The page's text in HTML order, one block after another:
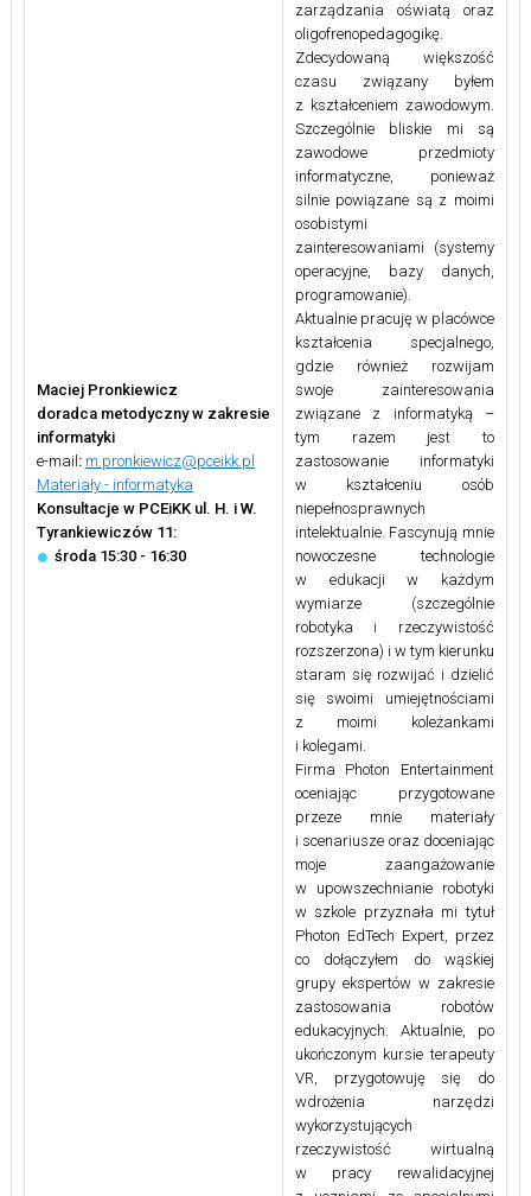
Maciej Pronkiewicz
doradca metodyczny w zakresie
informatyki
e-mail : m.pronkiewicz@pceikk.pl
Materiały - informatyka
Konsultacje w PCEiKK ul. H. i W.
Tyrankiewiczów 11:
środa 15:30 - 16:30
zarządzania oświatą oraz
oligofrenopedagogikę.
Zdecydowaną większość
czasu związany byłem
z kształceniem zawodowym.
Szczególnie bliskie mi są
zawodowe przedmioty
informatyczne, ponieważ
silnie powiązane są z moimi
osobistymi
zainteresowaniami (systemy
operacyjne, bazy danych,
programowanie).
Aktualnie pracuję w placówce
kształcenia specjalnego,
gdzie również rozwijam
swoje zainteresowania
związane z informatyką –
tym razem jest to
zastosowanie informatyki
w kształceniu osób
niepełnosprawnych
intelektualnie. Fascynują mnie
nowoczesne technologie
w edukacji w każdym
wymiarze (szczególnie
robotyka i rzeczywistość
rozszerzona) i w tym kierunku
staram się rozwijać i dzielić
się swoimi umiejętnościami
z moimi koleżankami
i kolegami.
Firma Photon Entertainment
oceniając przygotowane
przeze mnie materiały
i scenariusze oraz doceniając
moje zaangażowanie
w upowszechnianie robotyki
w szkole przyznała mi tytuł
Photon EdTech Expert, przez
co dołączyłem do wąskiej
grupy ekspertów w zakresie
zastosowania robotów
edukacyjnych. Aktualnie, po
ukończonym kursie terapeuty
VR, przygotowuję się do
wdrożenia narzędzi
wykorzystujących
rzeczywistość wirtualną
w pracy rewalidacyjnej